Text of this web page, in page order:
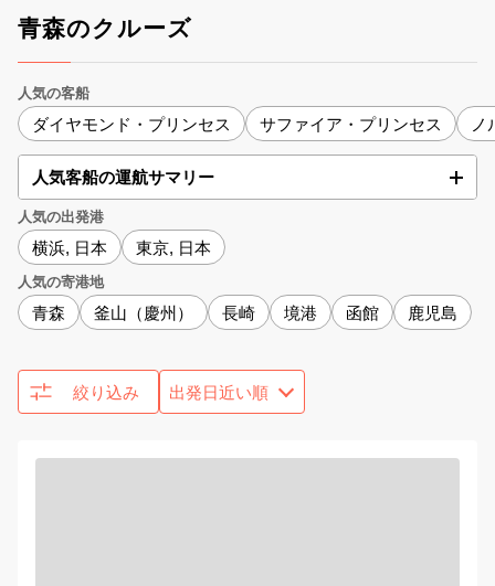
青森のクルーズ
人気の客船
ダイヤモンド・プリンセス サファイア・プリンセス ノ
人気客船の運航サマリー
人気の出発港
横浜, 日本 東京, 日本
人気の寄港地
青森 釜山（慶州） 長崎 境港 函館 鹿児島
絞り込み